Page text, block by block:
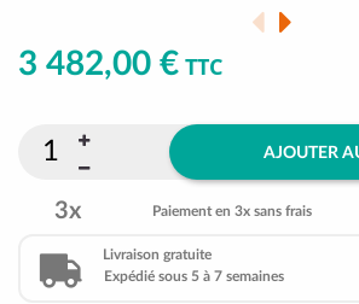
3 482,00 € TTC
AJOUTER
3x Paiement en 3x sans frais
Livraison gratuite
Expédié sous 5 à 7 semaines